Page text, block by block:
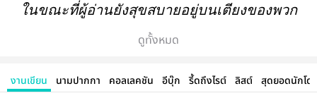
ในขณะที่ผู้อ่านยังสุขสบายอยู่บนเตียงของพวก
เขา
ดูทั้งหมด
งานเขียน นามปากกา คอลเลคชัน อีบุ๊ก รี้ดถึงไรต์ ลิสต์ สุดยอดนักโด